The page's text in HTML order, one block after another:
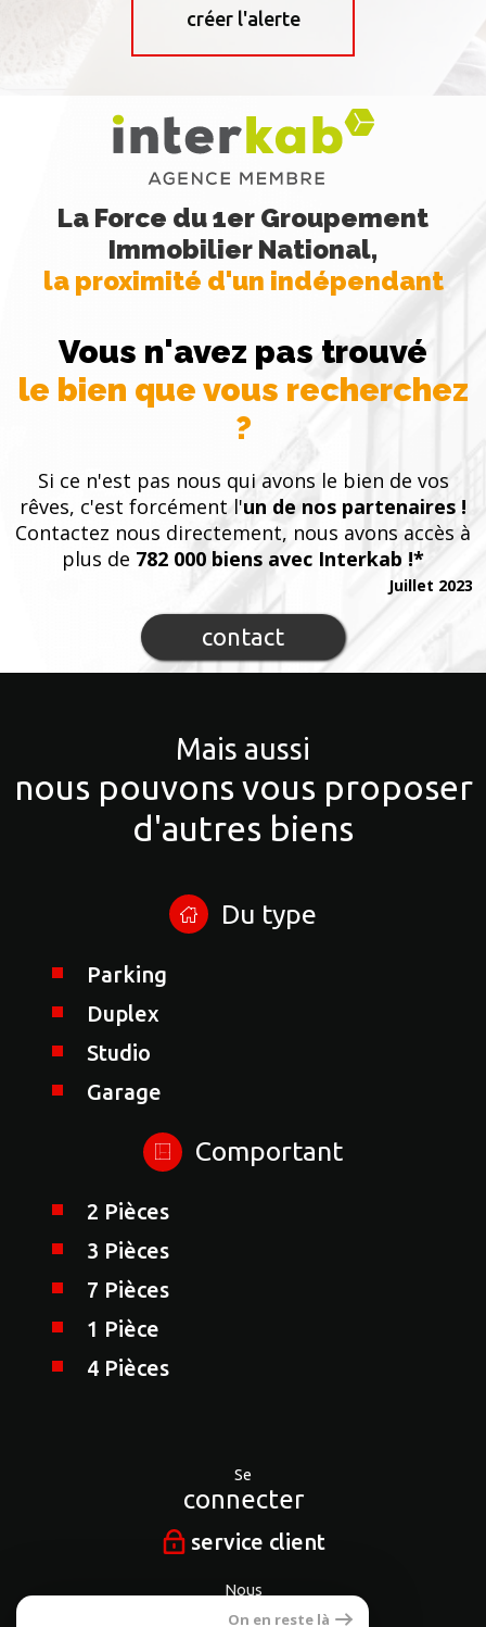
créer l'alerte
La Force du 1er Groupement
Immobilier National,
la proximité d'un indépendant
Vous n'avez pas trouvé
le bien que vous recherchez
?
Si ce n'est pas nous qui avons le bien de vos
rêves, c'est forcément l'un de nos partenaires !
Contactez nous directement, nous avons accès à
plus de 782 000 biens avec Interkab !*
contact
Juillet 2023
Mais aussi
nous pouvons vous proposer
d'autres biens
Du type
Parking
Duplex
Studio
Garage
Comportant
2 Pièces
3 Pièces
7 Pièces
1 Pièce
4 Pièces
Se
connecter
service client
Nous
suivre
On en reste là